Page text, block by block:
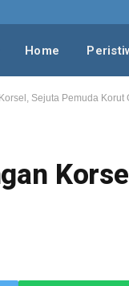
Home
Sejuta Pemuda Korut